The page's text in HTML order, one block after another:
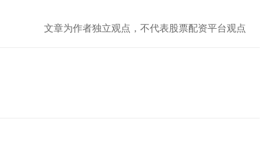
文章为作者独立观点，不代表股票配资平台观点